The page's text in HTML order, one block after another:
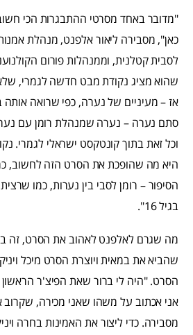
"מדובר באחד מסרטי ההתבגרות הכי
כאן", מסבירה ליאור אלפנט, מנהלת
לסבית קטלנית, וממנהלות פורום
שהוא מציג נקודת מבט חדשה לגמרי,
אז – מעיניים של נערה, כפי שרואה אותה
סתם נערה – נערה שמנהלת רומן עם
וכל זאת בתוך קונטקסט ישראלי לגמרי.
היא מה שהופכת את הסרט הזה לחשוב,
הסיפור – רומן לסבי בין נערות, כמו
בגיל 16".
מה שגרם לאלפנט לאהוב את הסרט, זה
שהביא את במאית ויוצרת הסרט מיכל
הסרט. "היה לי ברור שאת הפיצ'ר הראשון
אני אכתוב על משהו שאני מכירה, שקרוב
מסבירה. כדי ליצור את האמינות בחרה